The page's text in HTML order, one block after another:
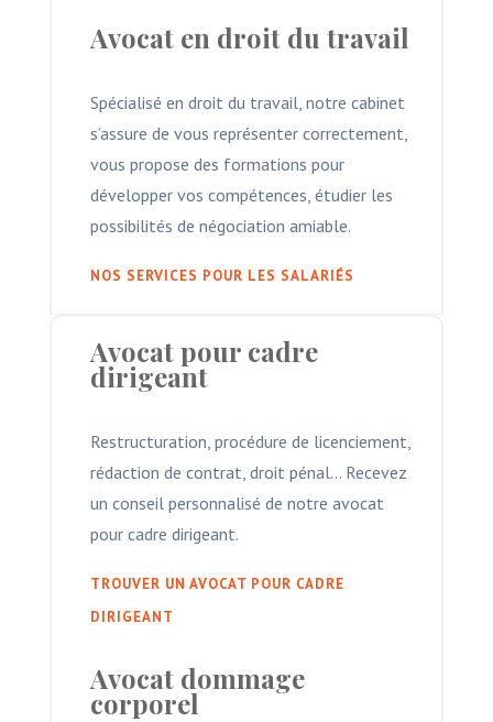
Avocat en droit du travail
Spécialisé en droit du travail, notre cabinet
s’assure de vous représenter correctement,
vous propose des formations pour
développer vos compétences, étudier les
possibilités de négociation amiable.
NOS SERVICES POUR LES SALARIÉS
Avocat pour cadre
dirigeant
Restructuration, procédure de licenciement,
rédaction de contrat, droit pénal… Recevez
un conseil personnalisé de notre avocat
pour cadre dirigeant.
TROUVER UN AVOCAT POUR CADRE
DIRIGEANT
Avocat dommage
corporel